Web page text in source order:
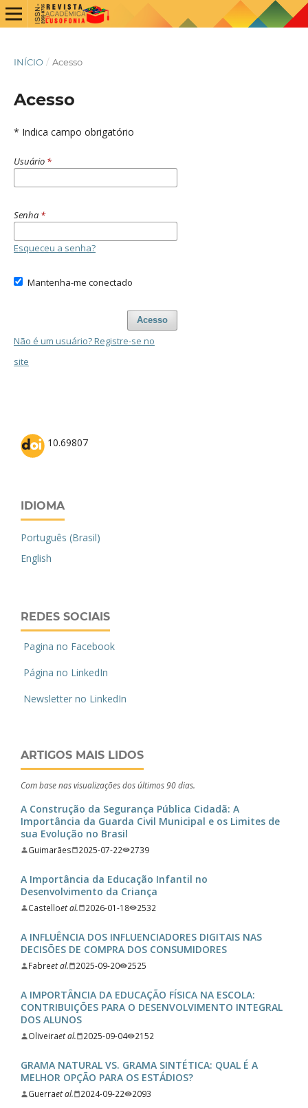
INÍCIO / Acesso
Acesso
* Indica campo obrigatório
Usuário *
Senha *
Esqueceu a senha?
Mantenha-me conectado
Acesso
Não é um usuário? Registre-se no
site
10.69807
IDIOMA
Português (Brasil)
English
REDES SOCIAIS
Pagina no Facebook
Página no LinkedIn
Newsletter no LinkedIn
ARTIGOS MAIS LIDOS
Com base nas visualizações dos últimos 90 dias.
A Construção da Segurança Pública Cidadã: A
Importância da Guarda Civil Municipal e os Limites de
sua Evolução no Brasil
Guimarães 2025-07-22 2739
A Importância da Educação Infantil no
Desenvolvimento da Criança
Castelloet al. 2026-01-18 2532
A INFLUÊNCIA DOS INFLUENCIADORES DIGITAIS NAS
DECISÕES DE COMPRA DOS CONSUMIDORES
Fabreet al. 2025-09-20 2525
A IMPORTÂNCIA DA EDUCAÇÃO FÍSICA NA ESCOLA:
CONTRIBUIÇÕES PARA O DESENVOLVIMENTO INTEGRAL
DOS ALUNOS
Oliveiraet al. 2025-09-04 2152
GRAMA NATURAL VS. GRAMA SINTÉTICA: QUAL É A
MELHOR OPÇÃO PARA OS ESTÁDIOS?
Guerraet al. 2024-09-22 2093